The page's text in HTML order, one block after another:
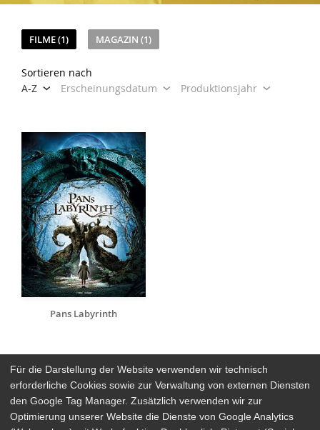
FILME (1) MAGAZIN (1)
Sortieren nach
A-Z
Erscheinungsdatum Produktionsjahr
Pans Labyrinth
Arthaus Stores
Für die Darstellung der Website verwenden wir technisch
erforderliche Cookies sowie zur Verwaltung von externen Diensten
den Google Tag Manager. Zusätzlich verwenden wir zur
Optimierung unserer Website die Dienste von Google Analytics